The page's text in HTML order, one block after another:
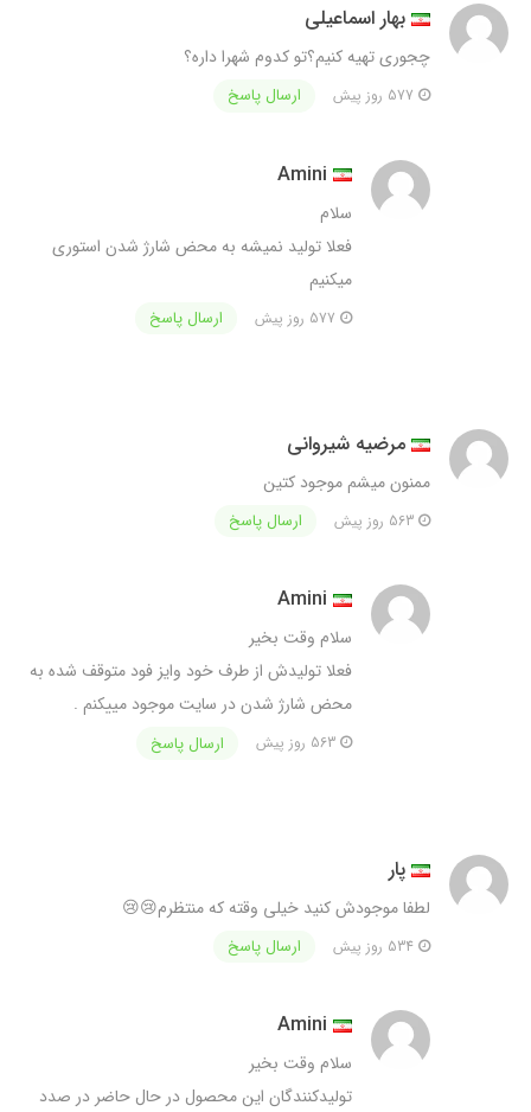
بهار اسماعیلی
چجوری تهیه کنیم؟تو کدوم شهرا داره؟
ارسال پاسخ
Amini
سلام
فعلا تولید نمیشه به محض شارژ شدن استوری
میکنیم
ارسال پاسخ
مرضیه شیروانی
ممنون میشم موجود کتین
ارسال پاسخ
Amini
سلام وقت بخیر
فعلا تولیدش از طرف خود وایز فود متوقف شده به
محض شارژ شدن در سایت موجود مییکنم .
ارسال پاسخ
پار
لطفا موجودش کنید خیلی وقته که منتظرم😢😢
ارسال پاسخ
Amini
سلام وقت بخیر
تولیدکنندگان این محصول در حال حاضر در صدد